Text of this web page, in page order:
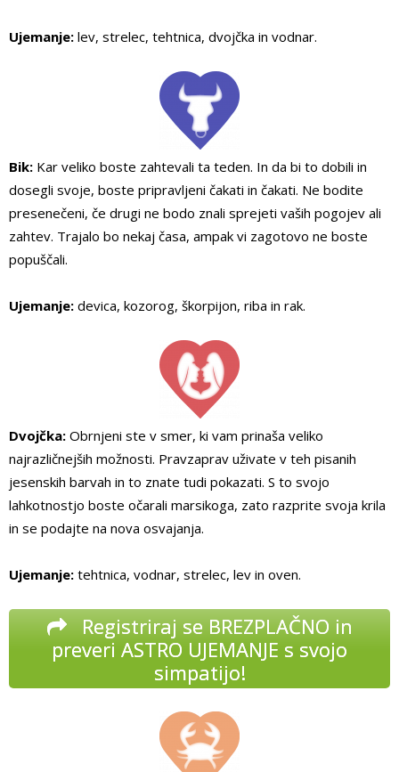
Ujemanje: lev, strelec, tehtnica, dvojčka in vodnar.
Bik: Kar veliko boste zahtevali ta teden. In da bi to dobili in
dosegli svoje, boste pripravljeni čakati in čakati. Ne bodite
presenečeni, če drugi ne bodo znali sprejeti vaših pogojev ali
zahtev. Trajalo bo nekaj časa, ampak vi zagotovo ne boste
popuščali.
Ujemanje: devica, kozorog, škorpijon, riba in rak.
Dvojčka: Obrnjeni ste v smer, ki vam prinaša veliko
najrazličnejših možnosti. Pravzaprav uživate v teh pisanih
jesenskih barvah in to znate tudi pokazati. S to svojo
lahkotnostjo boste očarali marsikoga, zato razprite svoja krila
in se podajte na nova osvajanja.
Ujemanje: tehtnica, vodnar, strelec, lev in oven.
Registriraj se BREZPLAČNO in
preveri ASTRO UJEMANJE s svojo
simpatijo!